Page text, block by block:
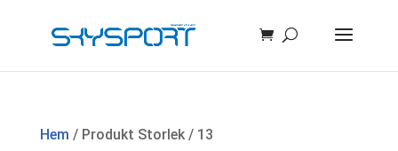
Hem / Produkt Storlek / 13